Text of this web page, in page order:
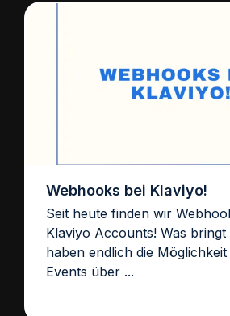
Webhooks bei Klaviyo!
Seit heute finden wir
Klaviyo Accounts! Was bringt
haben endlich die
Events über ...